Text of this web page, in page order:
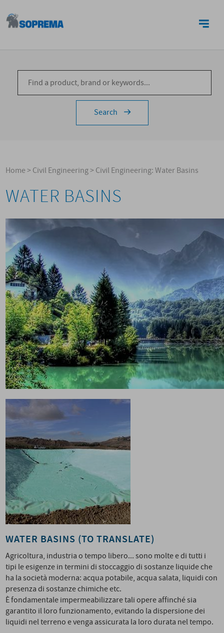
Search
Home>Civil Engineering>Civil Engineering: Water Basins
WATER BASINS
WATER BASINS (TO TRANSLATE)
Agricoltura, industria o tempo libero... sono molte e di tutti i
tipi le esigenze in termini di stoccaggio di sostanze liquide che
ha la società moderna: acqua potabile, acqua salata, liquidi con
presenza di sostanze chimiche etc.
È fondamentale impermeabilizzare tali opere affinché sia
garantito il loro funzionamento, evitando la dispersione dei
liquidi nel terreno e venga assicurata la loro durata nel tempo.